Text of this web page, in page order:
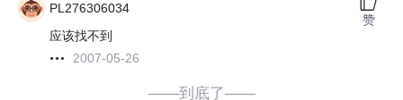
PL276306034
应该找不到
2007-05-26
赞
——到底了——